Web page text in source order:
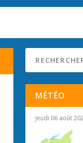
MÉTÉO
Jeudi 06 août